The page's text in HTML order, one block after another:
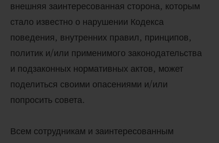
внешняя заинтересованная сторона, которым
стало известно о нарушении Кодекса
поведения, внутренних правил, принципов,
политик и/или применимого законодательства
и подзаконных нормативных актов, может
поделиться своими опасениями и/или
попросить совета.
Всем сотрудникам и заинтересованным
BIG BANG
COLORED CERAMIC
BIG BANG SPIRIT OF BIG
ПРОДАЖА